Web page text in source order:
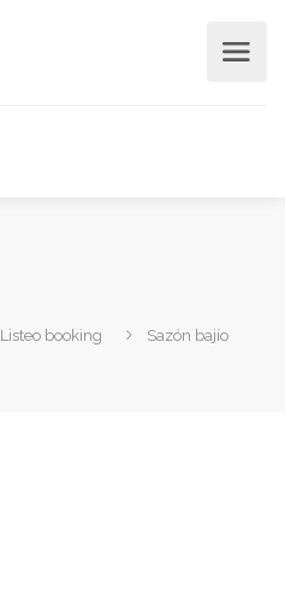
Listeo booking Sazón bajío